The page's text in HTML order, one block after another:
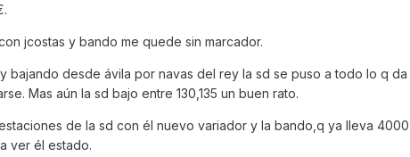
jcostas y bando me quede sin marcador.
bajando desde ávila por navas del rey la sd se puso a todo lo q da
Mas aún la sd bajo entre 130,135 un buen rato.
de la sd con él nuevo variador y la bando,q ya lleva 4000
ver él estado.